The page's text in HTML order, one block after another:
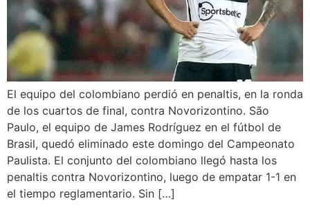
El equipo del colombiano perdió en penaltis, en la ronda
de los cuartos de final, contra Novorizontino. São
Paulo, el equipo de James Rodríguez en el fútbol de
Brasil, quedó eliminado este domingo del Campeonato
Paulista. El conjunto del colombiano llegó hasta los
penaltis contra Novorizontino, luego de empatar 1-1 en
el tiempo reglamentario. Sin […]